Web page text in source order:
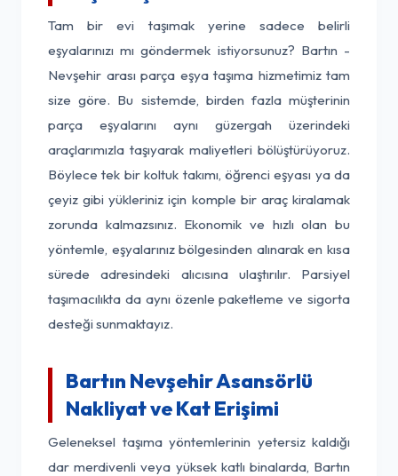
Tam bir evi taşımak yerine sadece belirli
eşyalarınızı mı göndermek istiyorsunuz? Bartın -
Nevşehir arası parça eşya taşıma hizmetimiz tam
size göre. Bu sistemde, birden fazla müşterinin
parça eşyalarını aynı güzergah üzerindeki
araçlarımızla taşıyarak maliyetleri bölüştürüyoruz.
Böylece tek bir koltuk takımı, öğrenci eşyası ya da
çeyiz gibi yükleriniz için komple bir araç kiralamak
zorunda kalmazsınız. Ekonomik ve hızlı olan bu
yöntemle, eşyalarınız bölgesinden alınarak en kısa
sürede adresindeki alıcısına ulaştırılır. Parsiyel
taşımacılıkta da aynı özenle paketleme ve sigorta
desteği sunmaktayız.
Bartın Nevşehir Asansörlü
Nakliyat ve Kat Erişimi
Geleneksel taşıma yöntemlerinin yetersiz kaldığı
dar merdivenli veya yüksek katlı binalarda, Bartın